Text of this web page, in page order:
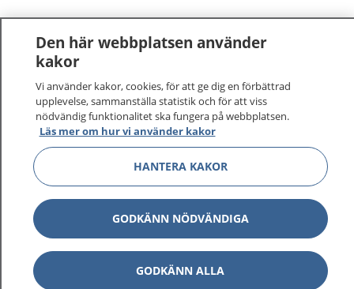
Den här webbplatsen använder
kakor
Vi använder kakor, cookies, för att ge dig en förbättrad
upplevelse, sammanställa statistik och för att viss
nödvändig funktionalitet ska fungera på webbplatsen.
Läs mer om hur vi använder kakor
HANTERA KAKOR
GODKÄNN NÖDVÄNDIGA
GODKÄNN ALLA